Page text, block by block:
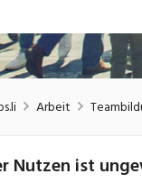
Arbeit
Nutzen ist